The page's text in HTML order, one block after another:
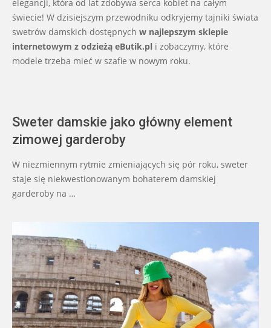
elegancji, która od lat zdobywa serca kobiet na całym
świecie! W dzisiejszym przewodniku odkryjemy tajniki świata
swetrów damskich dostępnych w najlepszym sklepie
internetowym z odzieżą eButik.pl i zobaczymy, które
modele trzeba mieć w szafie w nowym roku.
Sweter damskie jako główny element
zimowej garderoby
W niezmiennym rytmie zmieniających się pór roku, sweter
staje się niekwestionowanym bohaterem damskiej
garderoby na …